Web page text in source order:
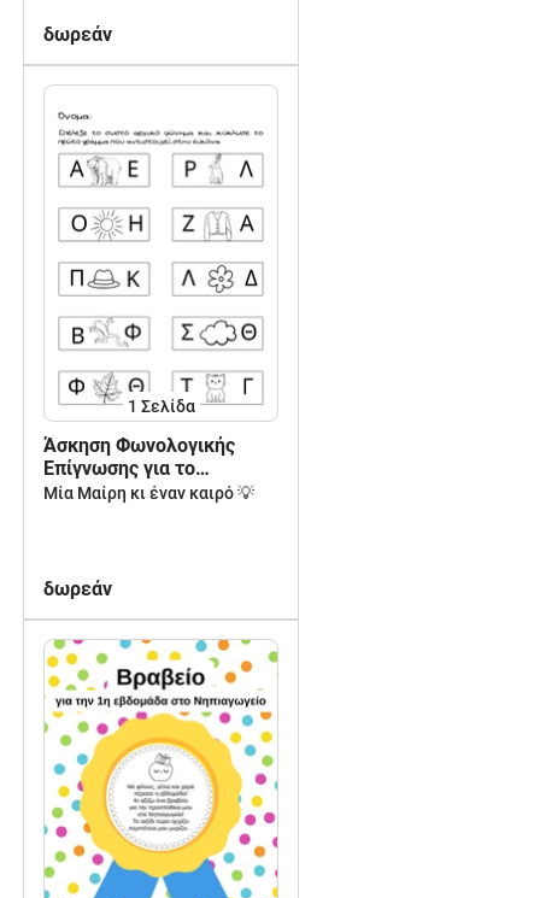
δωρεάν
1 Σελίδα
Άσκηση Φωνολογικής
Επίγνωσης για το
Νηπιαγωγείο
Μία Μαίρη κι έναν καιρό 💡
δωρεάν